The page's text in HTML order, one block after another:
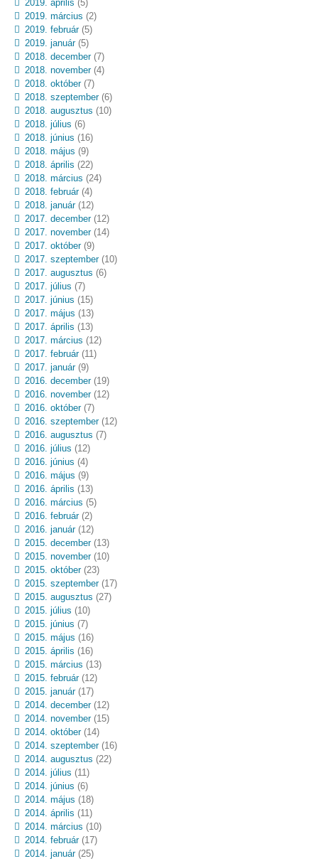
2019. április (5)
2019. március (2)
2019. február(5)
2019. január(5)
2018. december(7)
2018. november(4)
2018. október(7)
2018. szeptember(6)
2018. augusztus (10)
2018. július (6)
2018. június (16)
2018. május (9)
2018. április (22)
2018. március (24)
2018. február(4)
2018. január(12)
2017. december(12)
2017. november(14)
2017. október(9)
2017. szeptember(10)
2017. augusztus (6)
2017. július (7)
2017. június (15)
2017. május (13)
2017. április (13)
2017. március (12)
2017. február(11)
2017. január(9)
2016. december(19)
2016. november(12)
2016. október(7)
2016. szeptember(12)
2016. augusztus (7)
2016. július (12)
2016. június (4)
2016. május (9)
2016. április (13)
2016. március (5)
2016. február(2)
2016. január(12)
2015. december(13)
2015. november(10)
2015. október(23)
2015. szeptember(17)
2015. augusztus (27)
2015. július (10)
2015. június (7)
2015. május (16)
2015. április (16)
2015. március (13)
2015. február(12)
2015. január(17)
2014. december(12)
2014. november(15)
2014. október(14)
2014. szeptember(16)
2014. augusztus (22)
2014. július (11)
2014. június (6)
2014. május (18)
2014. április (11)
2014. március (10)
2014. február(17)
2014. január(25)